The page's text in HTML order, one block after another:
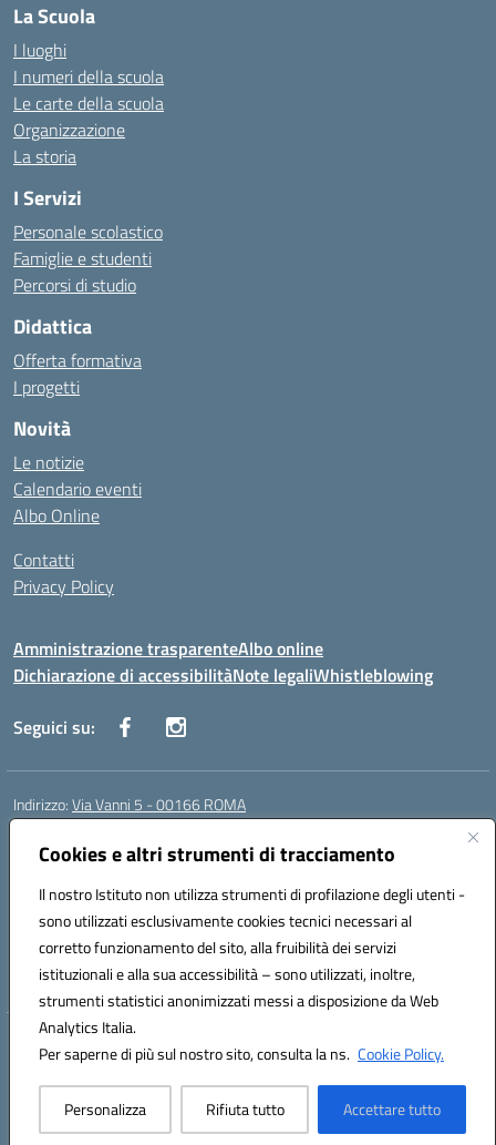
Cookies e altri strumenti di tracciamento
Il nostro Istituto non utilizza strumenti di profilazione degli utenti -
sono utilizzati esclusivamente cookies tecnici necessari al
corretto funzionamento del sito, alla fruibilità dei servizi
istituzionali e alla sua accessibilità – sono utilizzati, inoltre,
strumenti statistici anonimizzati messi a disposizione da Web
Analytics Italia.
Per saperne di più sul nostro sito, consulta la ns. Cookie Policy.
Personalizza Rifiuta tutto Accettare tutto
La Scuola
I luoghi
I numeri della scuola
Le carte della scuola
Organizzazione
La storia
I Servizi
Personale scolastico
Famiglie e studenti
Percorsi di studio
Didattica
Offerta formativa
I progetti
Novità
Le notizie
Calendario eventi
Albo Online
Contatti
Privacy Policy
Amministrazione trasparenteAlbo online
Dichiarazione di accessibilitàNote legaliWhistleblowing
Seguici su:
Indirizzo:Via Vanni 5 - 00166 ROMA
Centralino:
Posta elettronica certificata (PEC):RMIC86500P@pec.istruzione.it
Codice fiscale: 97197050582
Codice meccanografico:RMIC86500P
Codice Indice delle Pubbliche Amministrazioni (IPA): istsc_RMIC86500P
Codice unico di fatturazione (CUF): UFSRRZ
Hosting & Powered by 3D Solution S.r.l.
Concept & Design by Designers Italia